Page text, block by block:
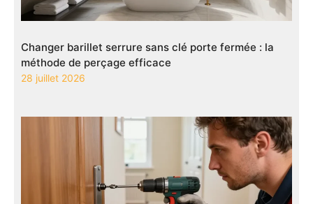
Changer barillet serrure sans clé porte fermée : la
méthode de perçage efficace
28 juillet 2026